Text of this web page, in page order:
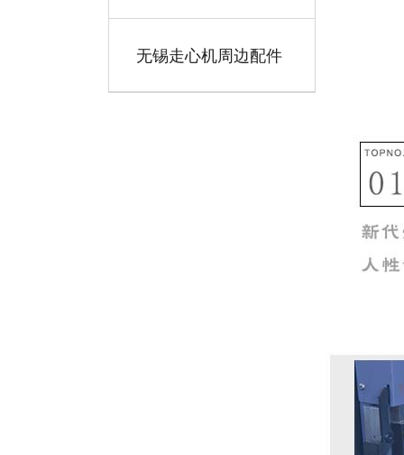
无锡走心机周边配件